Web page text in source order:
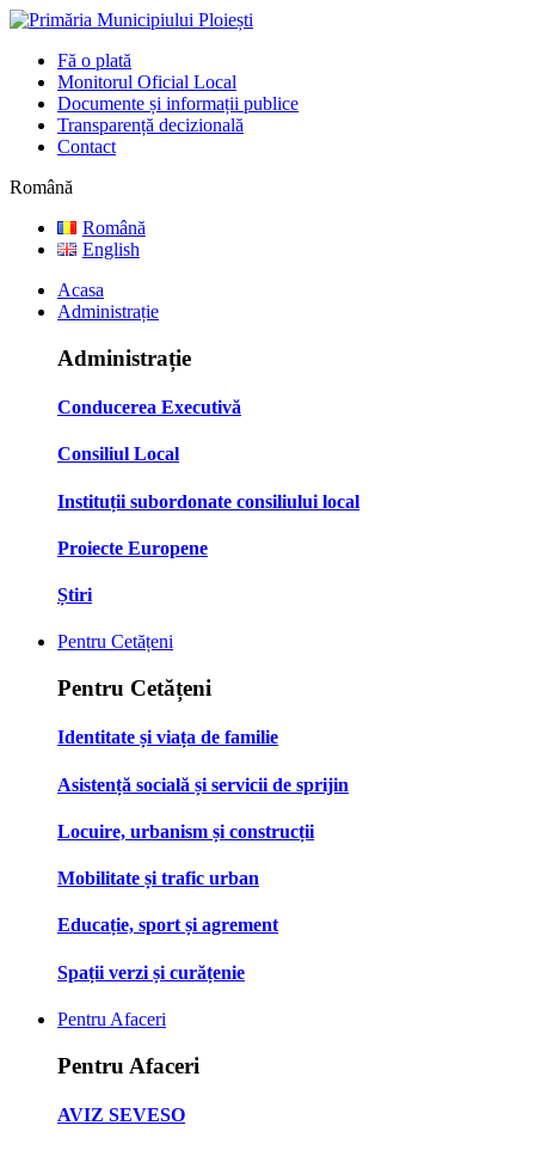
Fă o plată
Monitorul Oficial Local
Documente și informații publice
Transparență decizională
Contact
Română
Română
English
Acasa
Administrație
Administrație
Conducerea Executivă
Consiliul Local
Instituții subordonate consiliului local
Proiecte Europene
Știri
Pentru Cetățeni
Pentru Cetățeni
Identitate și viața de familie
Asistență socială și servicii de sprijin
Locuire, urbanism și construcții
Mobilitate și trafic urban
Educație, sport și agrement
Spații verzi și curățenie
Pentru Afaceri
Pentru Afaceri
AVIZ SEVESO